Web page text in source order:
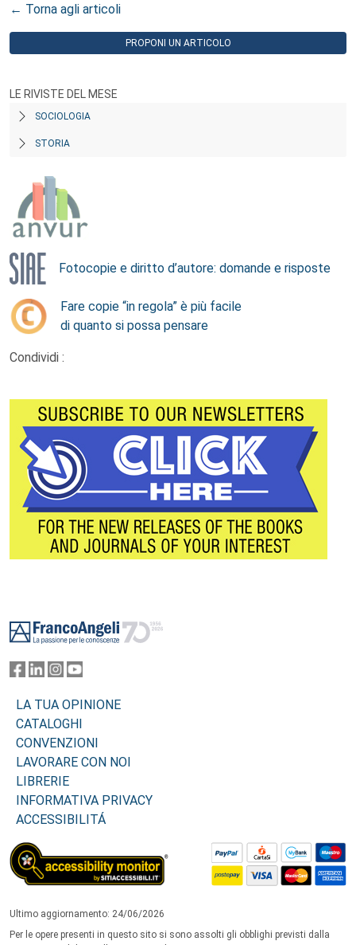
← Torna agli articoli
PROPONI UN ARTICOLO
LE RIVISTE DEL MESE
SOCIOLOGIA
STORIA
Fotocopie e diritto d’autore: domande e risposte
Fare copie “in regola” è più facile
di quanto si possa pensare
Condividi :
LA TUA OPINIONE
CATALOGHI
CONVENZIONI
LAVORARE CON NOI
LIBRERIE
INFORMATIVA PRIVACY
ACCESSIBILITÁ
Ultimo aggiornamento: 24/06/2026
Per le opere presenti in questo sito si sono assolti gli obblighi previsti dalla